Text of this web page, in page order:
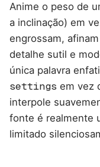
Anime o peso de
a inclinação) em
engrossam,
detalhe sutil e
única palavra
settings em vez
interpole
fonte é realmente
limitado